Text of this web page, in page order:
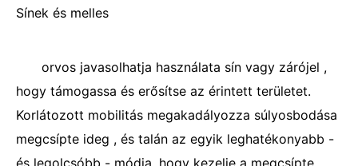
Sínek és melles
orvos javasolhatja használata sín vagy zárójel ,
hogy támogassa és erősítse az érintett területet.
Korlátozott mobilitás megakadályozza súlyosbodása
megcsípte ideg , és talán az egyik leghatékonyabb -
és legolcsóbb - módja, hogy kezelje a megcsípte